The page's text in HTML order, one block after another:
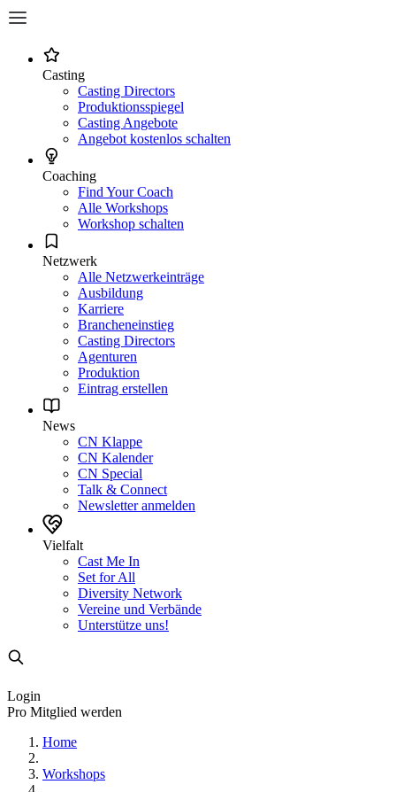
Casting
Casting Directors
Produktionsspiegel
Casting Angebote
Angebot kostenlos schalten
Coaching
Find Your Coach
Alle Workshops
Workshop schalten
Netzwerk
Alle Netzwerkeinträge
Ausbildung
Karriere
Brancheneinstieg
Casting Directors
Agenturen
Produktion
Eintrag erstellen
News
CN Klappe
CN Kalender
CN Special
Talk & Connect
Newsletter anmelden
Vielfalt
Cast Me In
Set for All
Diversity Network
Vereine und Verbände
Unterstütze uns!
Login
Pro Mitglied werden
Home
Workshops